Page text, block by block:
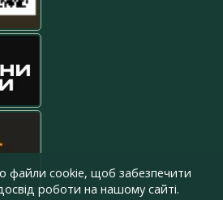
файли cookie, щоб забезпечити
роботи на нашому сайті.